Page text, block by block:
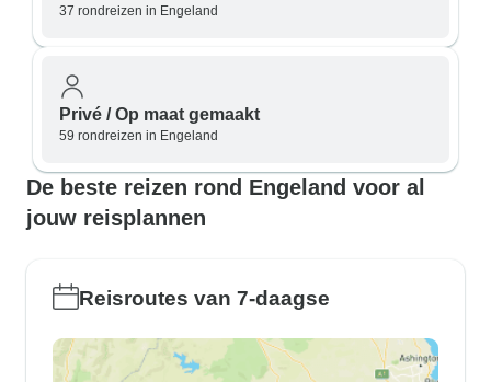
37 rondreizen in Engeland
Privé / Op maat gemaakt
59 rondreizen in Engeland
De beste reizen rond Engeland voor al
jouw reisplannen
Reisroutes van 7-daagse